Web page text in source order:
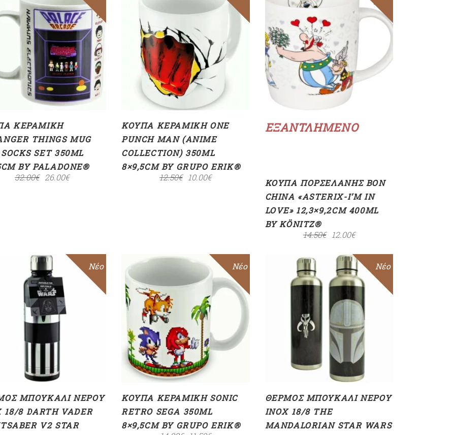
ΠΡΟΣΘΉΚΗ ΣΤΟ
ΚΑΛΆΘΙ
ΚΕΡΑΜΙΚΉ
THINGS MUG
SET 350ML
BY PALADONE®
32.00€ 26.00€
ΠΡΟΣΘΉΚΗ ΣΤΟ
ΚΑΛΆΘΙ
ΚΟΎΠΑ ΚΕΡΑΜΙΚΉ ONE
PUNCH MAN (ANIME
COLLECTION) 350ML
8×9,5CM BY GRUPO ERIK®
12.50€ 10.00€
ΕΞΑΝΤΛΗΜΈΝΟ
Διαβάστε περισσότερα
ΚΟΎΠΑ ΠΟΡΣΕΛΆΝΗΣ BON
CHINA «ASTERIX-I’M IN
LOVE» 12,3×9,2CM 400ML
BY KÖNITZ®
14.50€ 12.00€
Νέο
ΠΡΟΣΘΉΚΗ ΣΤΟ
ΚΑΛΆΘΙ
ΜΠΟΥΚΆΛΙ ΝΕΡΟΎ
18/8 DARTH VADER
V2 STAR
Sale
Νέο
ΠΡΟΣΘΉΚΗ ΣΤΟ
ΚΑΛΆΘΙ
ΚΟΎΠΑ ΚΕΡΑΜΙΚΉ SONIC
RETRO SEGA 350ML
8×9,5CM BY GRUPO ERIK®
Sale
Νέο
ΠΡΟΣΘΉΚΗ ΣΤΟ
ΚΑΛΆΘΙ
ΘΕΡΜΌΣ ΜΠΟΥΚΆΛΙ ΝΕΡΟΎ
INOX 18/8 THE
MANDALORIAN STAR WARS